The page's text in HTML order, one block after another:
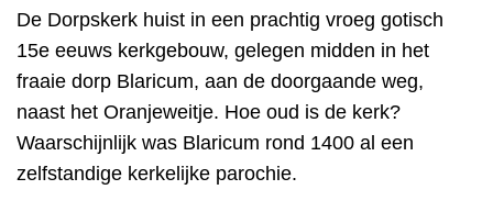
De Dorpskerk huist in een prachtig vroeg gotisch
15e eeuws kerkgebouw, gelegen midden in het
fraaie dorp Blaricum, aan de doorgaande weg,
naast het Oranjeweitje. Hoe oud is de kerk?
Waarschijnlijk was Blaricum rond 1400 al een
zelfstandige kerkelijke parochie.